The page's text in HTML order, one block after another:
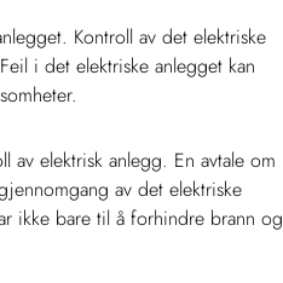
Kontroll av det elektriske
i det elektriske anlegget kan
elektrisk anlegg. En avtale om
av det elektriske
ikke bare til å forhindre brann og